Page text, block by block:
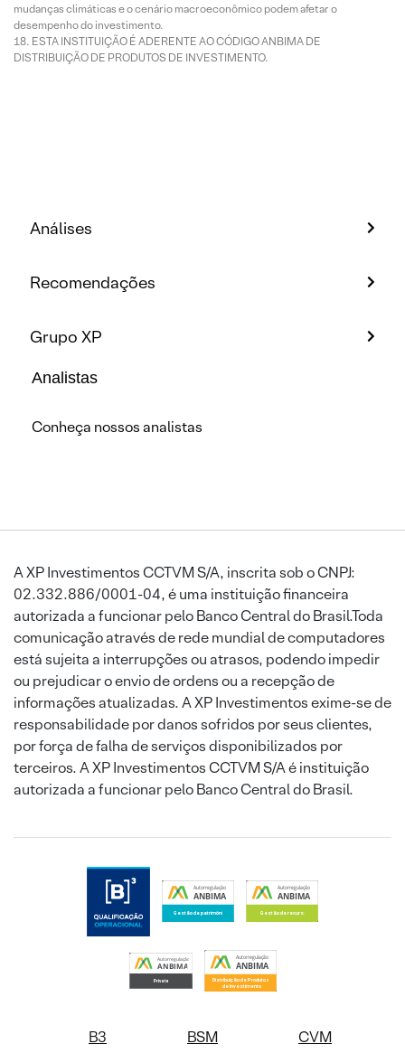
mudanças climáticas e o cenário macroeconômico podem afetar o
desempenho do investimento.
ESTA INSTITUIÇÃO É ADERENTE AO CÓDIGO ANBIMA DE
DISTRIBUIÇÃO DE PRODUTOS DE INVESTIMENTO.
Análises
Recomendações
Grupo XP
Analistas
Conheça nossos analistas
A XP Investimentos CCTVM S/A, inscrita sob o CNPJ:
02.332.886/0001-04, é uma instituição financeira
autorizada a funcionar pelo Banco Central do Brasil.Toda
comunicação através de rede mundial de computadores
está sujeita a interrupções ou atrasos, podendo impedir
ou prejudicar o envio de ordens ou a recepção de
informações atualizadas. A XP Investimentos exime-se de
responsabilidade por danos sofridos por seus clientes,
por força de falha de serviços disponibilizados por
terceiros. A XP Investimentos CCTVM S/A é instituição
autorizada a funcionar pelo Banco Central do Brasil.
B3 BSM CVM